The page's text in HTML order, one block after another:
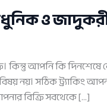
ও
আপনি কি দিনশেষে
নয়। সঠিক ট্র্যাকিং
বিক্রি সবথেকে […]